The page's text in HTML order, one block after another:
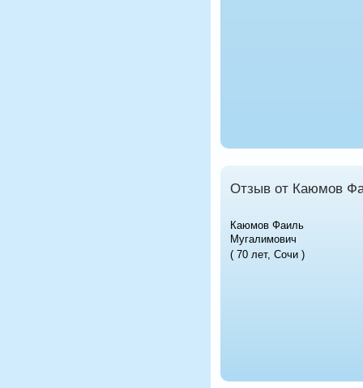
Отзыв от Каюмов
Каюмов Фаиль
Мугалимович
( 70 лет, Сочи )